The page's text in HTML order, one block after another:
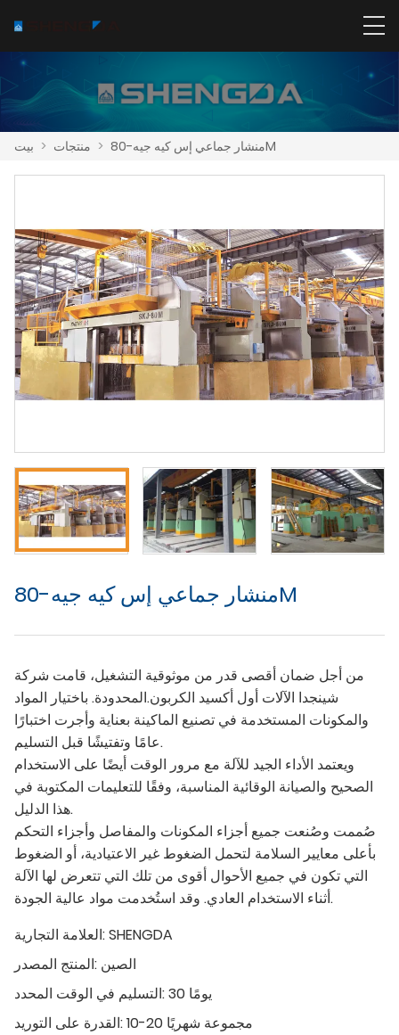
بيت > منتجات > منشار جماعي إس كيه جيه-80M
منشار جماعي إس كيه جيه-80M
من أجل ضمان أقصى قدر من موثوقية التشغيل، قامت شركة
شينجدا الآلات أول أكسيد الكربون.المحدودة. باختيار المواد
والمكونات المستخدمة في تصنيع الماكينة بعناية وأجرت اختبارًا
عامًا وتفتيشًا قبل التسليم.
ويعتمد الأداء الجيد للآلة مع مرور الوقت أيضًا على الاستخدام
الصحيح والصيانة الوقائية المناسبة، وفقًا للتعليمات المكتوبة في
هذا الدليل.
صُممت وصُنعت جميع أجزاء المكونات والمفاصل وأجزاء التحكم
بأعلى معايير السلامة لتحمل الضغوط غير الاعتيادية، أو الضغوط
التي تكون في جميع الأحوال أقوى من تلك التي تتعرض لها الآلة
أثناء الاستخدام العادي. وقد استُخدمت مواد عالية الجودة.
العلامة التجارية:SHENGDA
المنتج المصدر: الصين
التسليم في الوقت المحدد:
30 يومًا
القدرة على التوريد:
10-20 مجموعة شهريًا